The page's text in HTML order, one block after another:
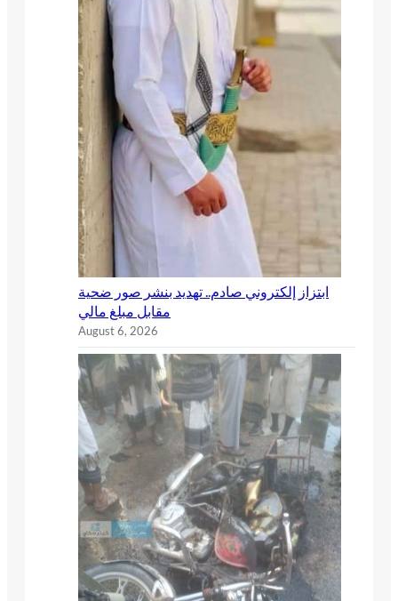
ابتزاز إلكتروني صادم.. تهديد بنشر صور ضحية
مقابل مبلغ مالي
August 6, 2026